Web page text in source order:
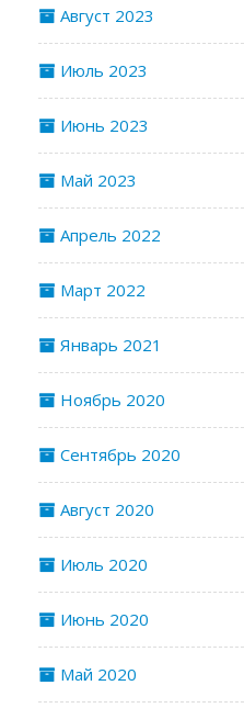
Август 2023
Июль 2023
Июнь 2023
Май 2023
Апрель 2022
Март 2022
Январь 2021
Ноябрь 2020
Сентябрь 2020
Август 2020
Июль 2020
Июнь 2020
Май 2020